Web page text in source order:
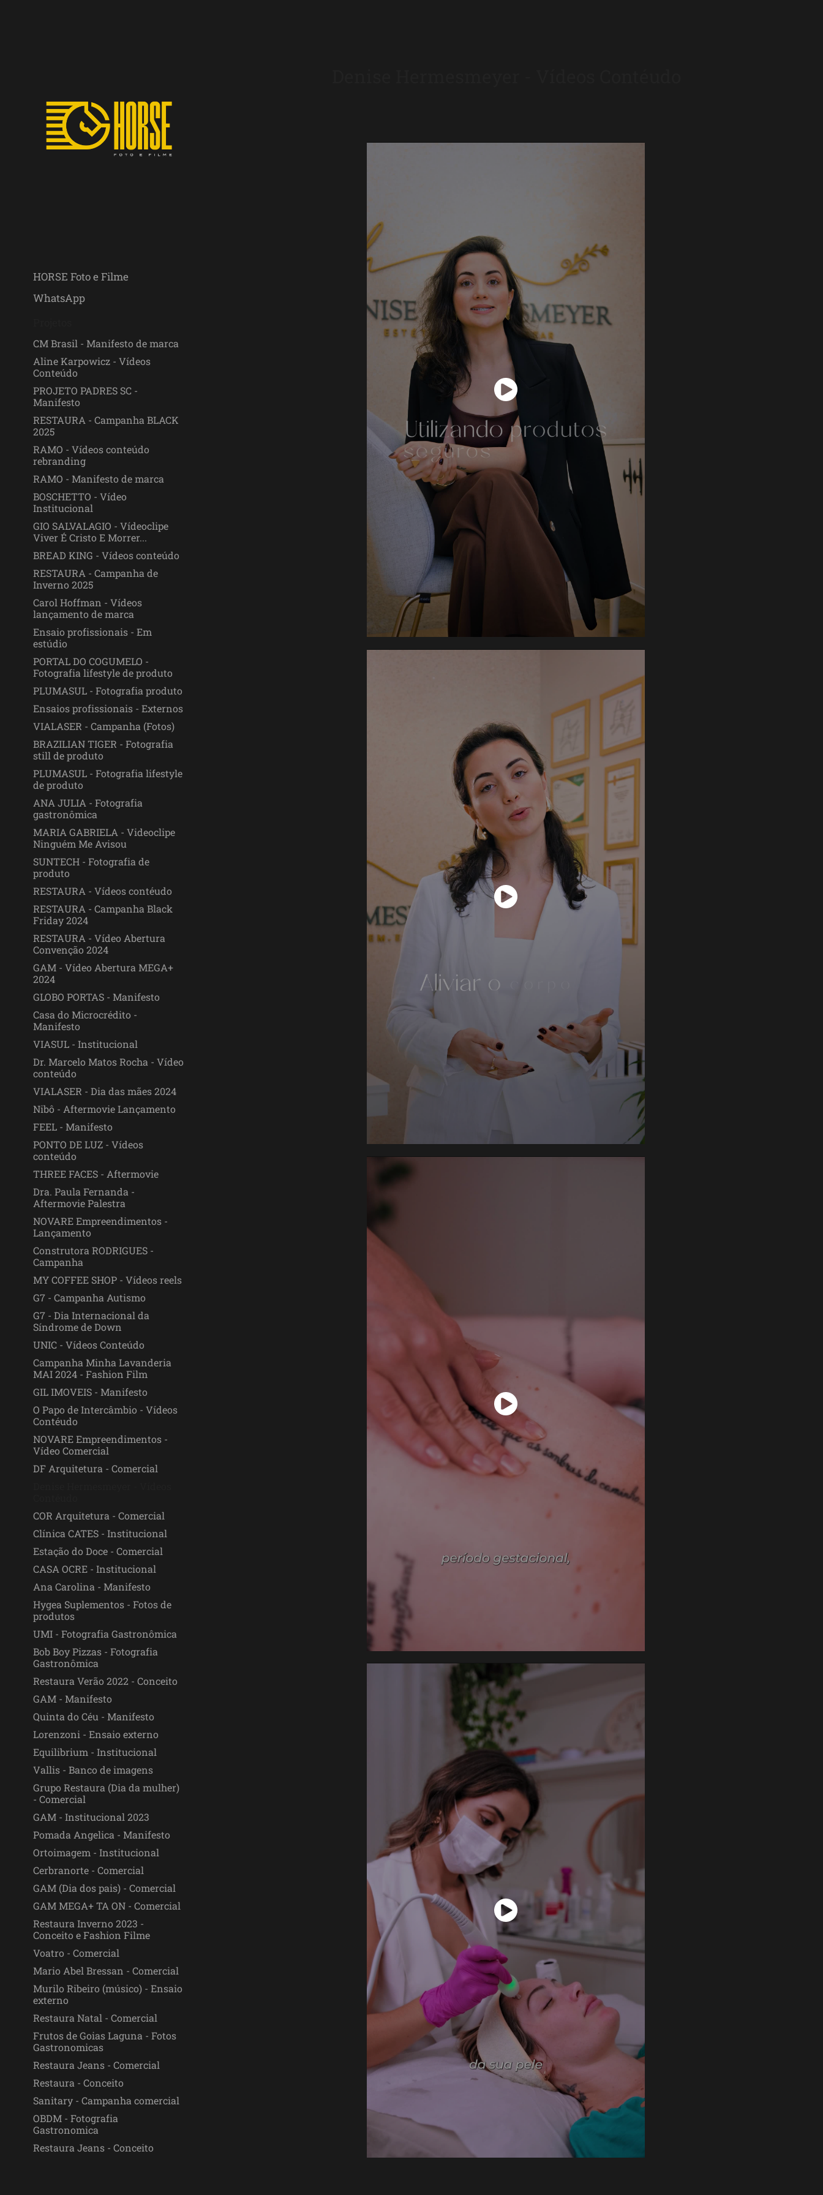
HORSE Foto e Filme
WhatsApp
CM Brasil - Manifesto de marca
Aline Karpowicz - Vídeos
Conteúdo
PROJETO PADRES SC -
Manifesto
RESTAURA - Campanha BLACK
2025
RAMO - Vídeos conteúdo
rebranding
RAMO - Manifesto de marca
BOSCHETTO - Vídeo
Institucional
GIO SALVALAGIO - Vídeoclipe
Viver É Cristo E Morrer...
BREAD KING - Vídeos conteúdo
RESTAURA - Campanha de
Inverno 2025
Carol Hoffman - Vídeos
lançamento de marca
Ensaio profissionais - Em
estúdio
PORTAL DO COGUMELO -
Fotografia lifestyle de produto
PLUMASUL - Fotografia produto
Ensaios profissionais - Externos
VIALASER - Campanha (Fotos)
BRAZILIAN TIGER - Fotografia
still de produto
PLUMASUL - Fotografia lifestyle
de produto
ANA JULIA - Fotografia
gastronômica
MARIA GABRIELA - Videoclipe
Ninguém Me Avisou
SUNTECH - Fotografia de
produto
RESTAURA - Vídeos contéudo
RESTAURA - Campanha Black
Friday 2024
RESTAURA - Vídeo Abertura
Convenção 2024
GAM - Vídeo Abertura MEGA+
2024
GLOBO PORTAS - Manifesto
Casa do Microcrédito -
Manifesto
VIASUL - Institucional
Dr. Marcelo Matos Rocha - Vídeo
conteúdo
VIALASER - Dia das mães 2024
Nibô - Aftermovie Lançamento
FEEL - Manifesto
PONTO DE LUZ - Vídeos
conteúdo
THREE FACES - Aftermovie
Dra. Paula Fernanda -
Aftermovie Palestra
NOVARE Empreendimentos -
Lançamento
Construtora RODRIGUES -
Campanha
MY COFFEE SHOP - Vídeos reels
G7 - Campanha Autismo
G7 - Dia Internacional da
Síndrome de Down
UNIC - Vídeos Conteúdo
Campanha Minha Lavanderia
MAI 2024 - Fashion Film
GIL IMOVEIS - Manifesto
O Papo de Intercâmbio - Vídeos
Contéudo
NOVARE Empreendimentos -
Vídeo Comercial
DF Arquitetura - Comercial
COR Arquitetura - Comercial
Clínica CATES - Institucional
Estação do Doce - Comercial
CASA OCRE - Institucional
Ana Carolina - Manifesto
Hygea Suplementos - Fotos de
produtos
UMI - Fotografia Gastronômica
Bob Boy Pizzas - Fotografia
Gastronômica
Restaura Verão 2022 - Conceito
GAM - Manifesto
Quinta do Céu - Manifesto
Lorenzoni - Ensaio externo
Equilibrium - Institucional
Vallis - Banco de imagens
Grupo Restaura (Dia da mulher)
- Comercial
GAM - Institucional 2023
Pomada Angelica - Manifesto
Ortoimagem - Institucional
Cerbranorte - Comercial
GAM (Dia dos pais) - Comercial
GAM MEGA+ TA ON - Comercial
Restaura Inverno 2023 -
Conceito e Fashion Filme
Voatro - Comercial
Mario Abel Bressan - Comercial
Murilo Ribeiro (músico) - Ensaio
externo
Restaura Natal - Comercial
Frutos de Goias Laguna - Fotos
Gastronomicas
Restaura Jeans - Comercial
Restaura - Conceito
Sanitary - Campanha comercial
OBDM - Fotografia
Gastronomica
Restaura Jeans - Conceito